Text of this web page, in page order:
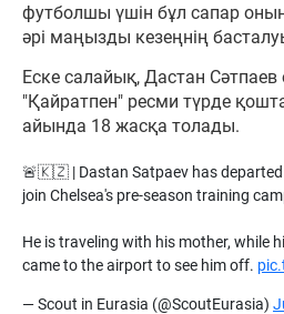
футболшы үшін бұл сапар
әрі маңызды кезеңнің
Еске салайық, Дастан
"Қайратпен" ресми түрде
айында 18 жасқа толады.
🚨🇰🇿 | Dastan Satpaev has
join Chelsea's pre-season training
He is traveling with his mother, while
came to the airport to see him off.
— Scout in Eurasia (@ScoutEurasia)